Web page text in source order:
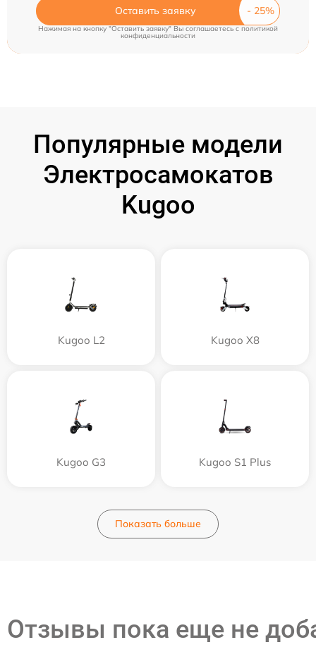
Оставить заявку
Нажимая на кнопку "Оставить заявку" Вы соглашаетесь cполитикой
конфиденциальности
Популярные модели
Электросамокатов
Kugoo
Kugoo L2 Kugoo X8
Kugoo G3 Kugoo S1 Plus
Показать больше
Отзывы пока еще не